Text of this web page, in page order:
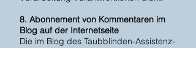
8. Abonnement von Kommentaren im
Blog auf der Internetseite
Die im Blog des Taubblinden-Assistenz-